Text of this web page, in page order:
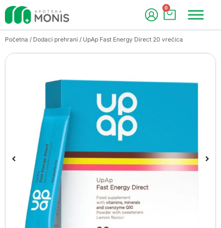
0
Početna / Dodaci prehrani / UpAp Fast Energy Direct 20 vrećica